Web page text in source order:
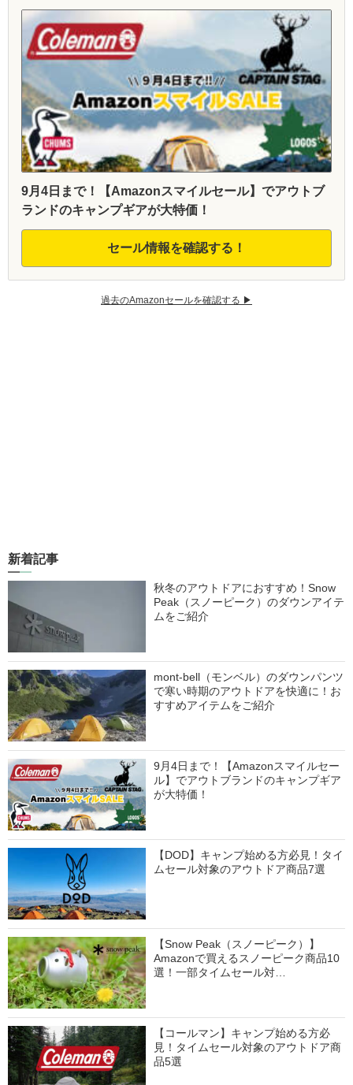
9月4日まで！【Amazonスマイルセール】でアウトブ
ランドのキャンプギアが大特価！
セール情報を確認する！
過去のAmazonセールを確認する ▶︎
新着記事
秋冬のアウトドアにおすすめ！Snow
Peak（スノーピーク）のダウンアイテ
ムをご紹介
mont-bell（モンベル）のダウンパンツ
で寒い時期のアウトドアを快適に！お
すすめアイテムをご紹介
9月4日まで！【Amazonスマイルセー
ル】でアウトブランドのキャンプギア
が大特価！
【DOD】キャンプ始める方必見！タイ
ムセール対象のアウトドア商品7選
【Snow Peak（スノーピーク）】
Amazonで買えるスノーピーク商品10
選！一部タイムセール対…
【コールマン】キャンプ始める方必
見！タイムセール対象のアウトドア商
品5選